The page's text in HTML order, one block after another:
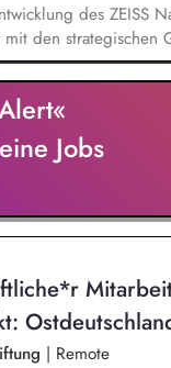
des ZEISS
mit den strategischen
und
LKSG, CSDDD,
anfertigen
Team
Jobs
| Remote